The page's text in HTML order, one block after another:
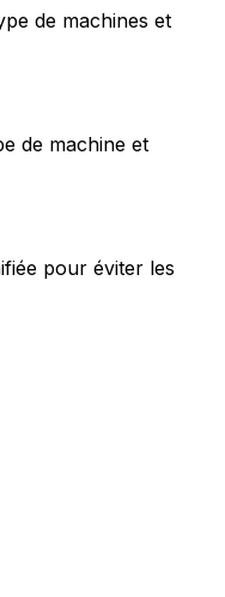
de machines et
de machine et
pour éviter les